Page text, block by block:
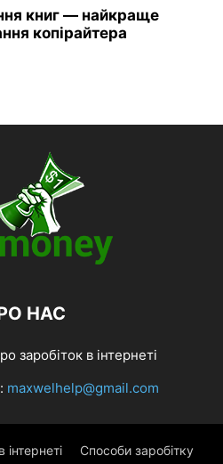
книг — найкраще
копірайтера
НАС
заробіток в інтернеті
maxwelhelp@gmail.com
інтернеті Способи заробітку